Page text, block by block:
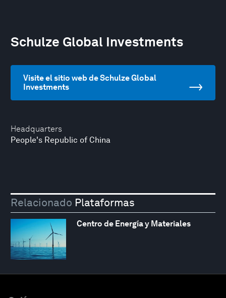
Headquarters
People's Republic of China
Schulze Global Investments
Visite el sitio web de Schulze Global
Investments
Relacionado Plataformas
Centro de Energía y Materiales